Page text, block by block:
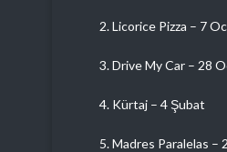
Licorice Pizza – 7
Drive My Car – 28
Kürtaj – 4 Şubat
Madres Paralelas –